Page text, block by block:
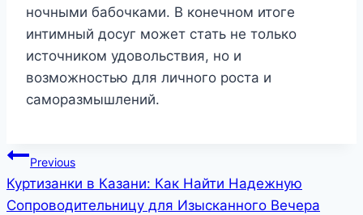
ночными бабочками. В конечном итоге
интимный досуг может стать не только
источником удовольствия, но и
возможностью для личного роста и
саморазмышлений.
Post
navigation
Previous
Куртизанки в Казани: Как Найти Надежную
Сопроводительницу для Изысканного Вечера